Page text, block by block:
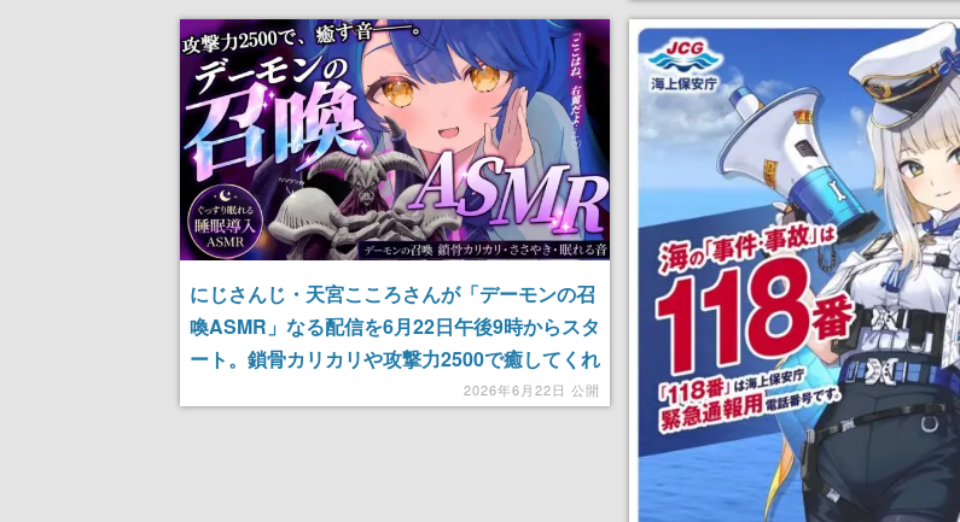
にじさんじ・天宮こころさんが「デーモンの召
喚ASMR」なる配信を6月22日午後9時からスタ
ート。鎖骨カリカリや攻撃力2500で癒してくれ
2026年6月22日 公開